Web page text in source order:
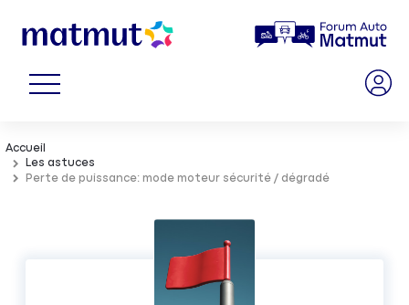
Accueil
Les astuces
Perte de puissance: mode moteur sécurité / dégradé